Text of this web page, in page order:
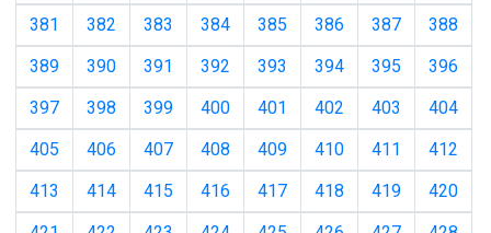
381
382 383 384 385 386 387
388
389
390 391 392 393 394 395
396
397
398 399 400 401 402 403
404
405
406 407 408 409 410 411
412
413
414 415 416 417 418 419
420